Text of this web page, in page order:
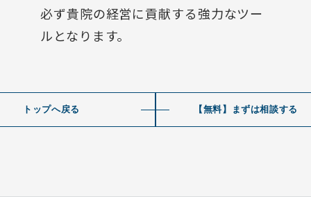
必ず貴院の経営に貢献する強力なツー
ルとなります。
トップへ戻る 【無料】まずは相談する